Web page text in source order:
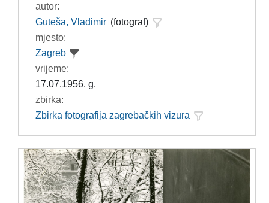
autor:
Guteša, Vladimir (fotograf)
mjesto:
Zagreb
vrijeme:
17.07.1956. g.
zbirka:
Zbirka fotografija zagrebačkih vizura